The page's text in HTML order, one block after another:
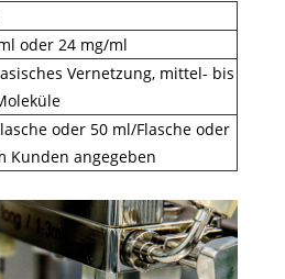
oder 24 mg/ml
Vernetzung, mittel- bis
oder 50 ml/Flasche oder
Kunden angegeben